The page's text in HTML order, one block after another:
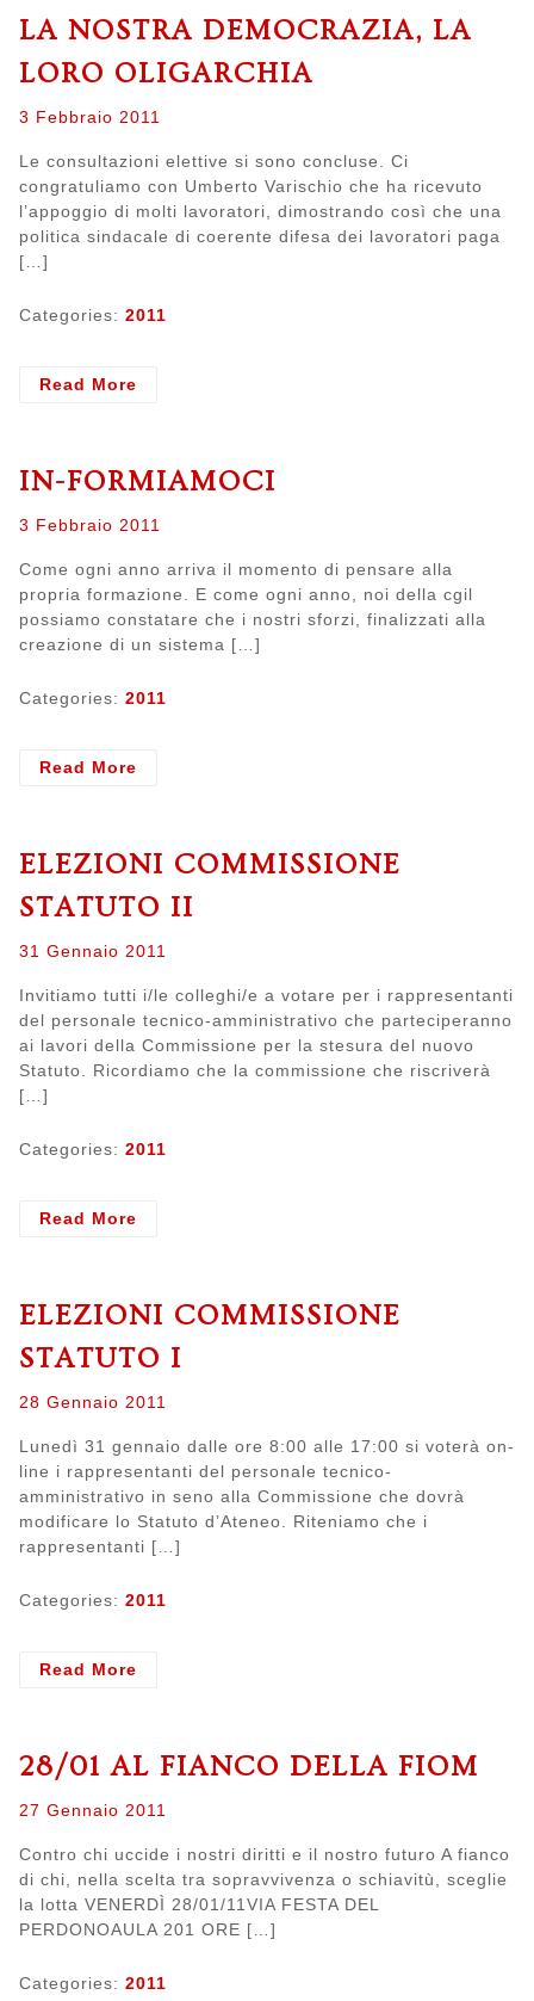
CISL
UIL
LA NOSTRA DEMOCRAZIA, LA
LORO OLIGARCHIA
Posted
3 Febbraio 2011
Le consultazioni elettive si sono concluse. Ci
congratuliamo con Umberto Varischio che ha ricevuto
l’appoggio di molti lavoratori, dimostrando così che una
politica sindacale di coerente difesa dei lavoratori paga
[…]
Categories: 2011
Read More
loro
IN-FORMIAMOCI
Posted
3 Febbraio 2011
Come ogni anno arriva il momento di pensare alla
propria formazione. E come ogni anno, noi della cgil
possiamo constatare che i nostri sforzi, finalizzati alla
creazione di un sistema […]
Categories: 2011
Read More
ELEZIONI COMMISSIONE
STATUTO II
Posted
31 Gennaio 2011
Invitiamo tutti i/le colleghi/e a votare per i rappresentanti
del personale tecnico-amministrativo che parteciperanno
ai lavori della Commissione per la stesura del nuovo
Statuto. Ricordiamo che la commissione che riscriverà
[…]
Categories: 2011
Read More
ELEZIONI COMMISSIONE
STATUTO I
Posted
28 Gennaio 2011
Lunedì 31 gennaio dalle ore 8:00 alle 17:00 si voterà on-
line i rappresentanti del personale tecnico-
amministrativo in seno alla Commissione che dovrà
modificare lo Statuto d’Ateneo. Riteniamo che i
rappresentanti […]
Categories: 2011
Read More
28/01 AL FIANCO DELLA FIOM
Posted
27 Gennaio 2011
Contro chi uccide i nostri diritti e il nostro futuro A fianco
di chi, nella scelta tra sopravvivenza o schiavitù, sceglie
la lotta VENERDÌ 28/01/11VIA FESTA DEL
PERDONOAULA 201 ORE […]
Categories: 2011